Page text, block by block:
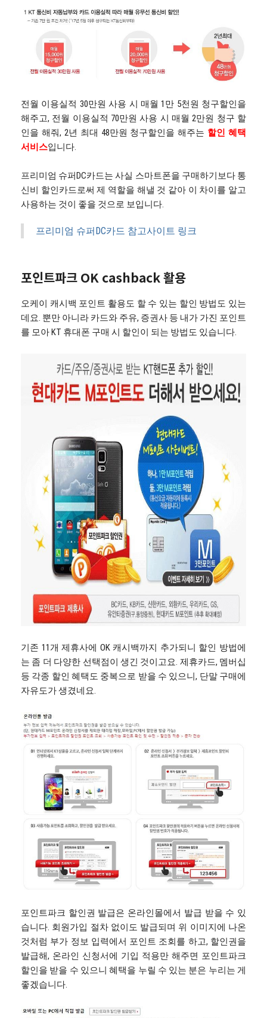
전월 이용실적 30만원 사용 시 매월 1만 5천원 청구할인을
해주고, 전월 이용실적 70만원 사용 시 매월 2만원 청구 할
인을 해줘, 2년 최대 48만원 청구할인을 해주는 할인 혜택
서비스입니다.
프리미엄 슈퍼DC카드는 사실 스마트폰을 구매하기보다 통
신비 할인카드로써 제 역할을 해낼 것 같아 이 차이를 알고
사용하는 것이 좋을 것으로 보입니다.
프리미엄 슈퍼DC카드 참고사이트 링크
포인트파크 OK cashback 활용
오케이 캐시백 포인트 활용도 할 수 있는 할인 방법도 있는
데요. 뿐만 아니라 카드와 주유, 증권사 등 내가 가진 포인트
를 모아 KT 휴대폰 구매 시 할인이 되는 방법도 있습니다.
기존 11개 제휴사에 OK 캐시백까지 추가되니 할인 방법에
는 좀 더 다양한 선택점이 생긴 것이고요. 제휴카드, 멤버십
등 각종 할인 혜택도 중복으로 받을 수 있으니, 단말 구매에
자유도가 생겼네요.
포인트파크 할인권 발급은 온라인몰에서 발급 받을 수 있
습니다. 회원가입 절차 없이도 발급되며 위 이미지에 나온
것처럼 부가 정보 입력에서 포인트 조회를 하고, 할인권을
발급해, 온라인 신청서에 기입 적용만 해주면 포인트파크
할인을 받을 수 있으니 혜택을 누릴 수 있는 분은 누리는 게
좋겠습니다.